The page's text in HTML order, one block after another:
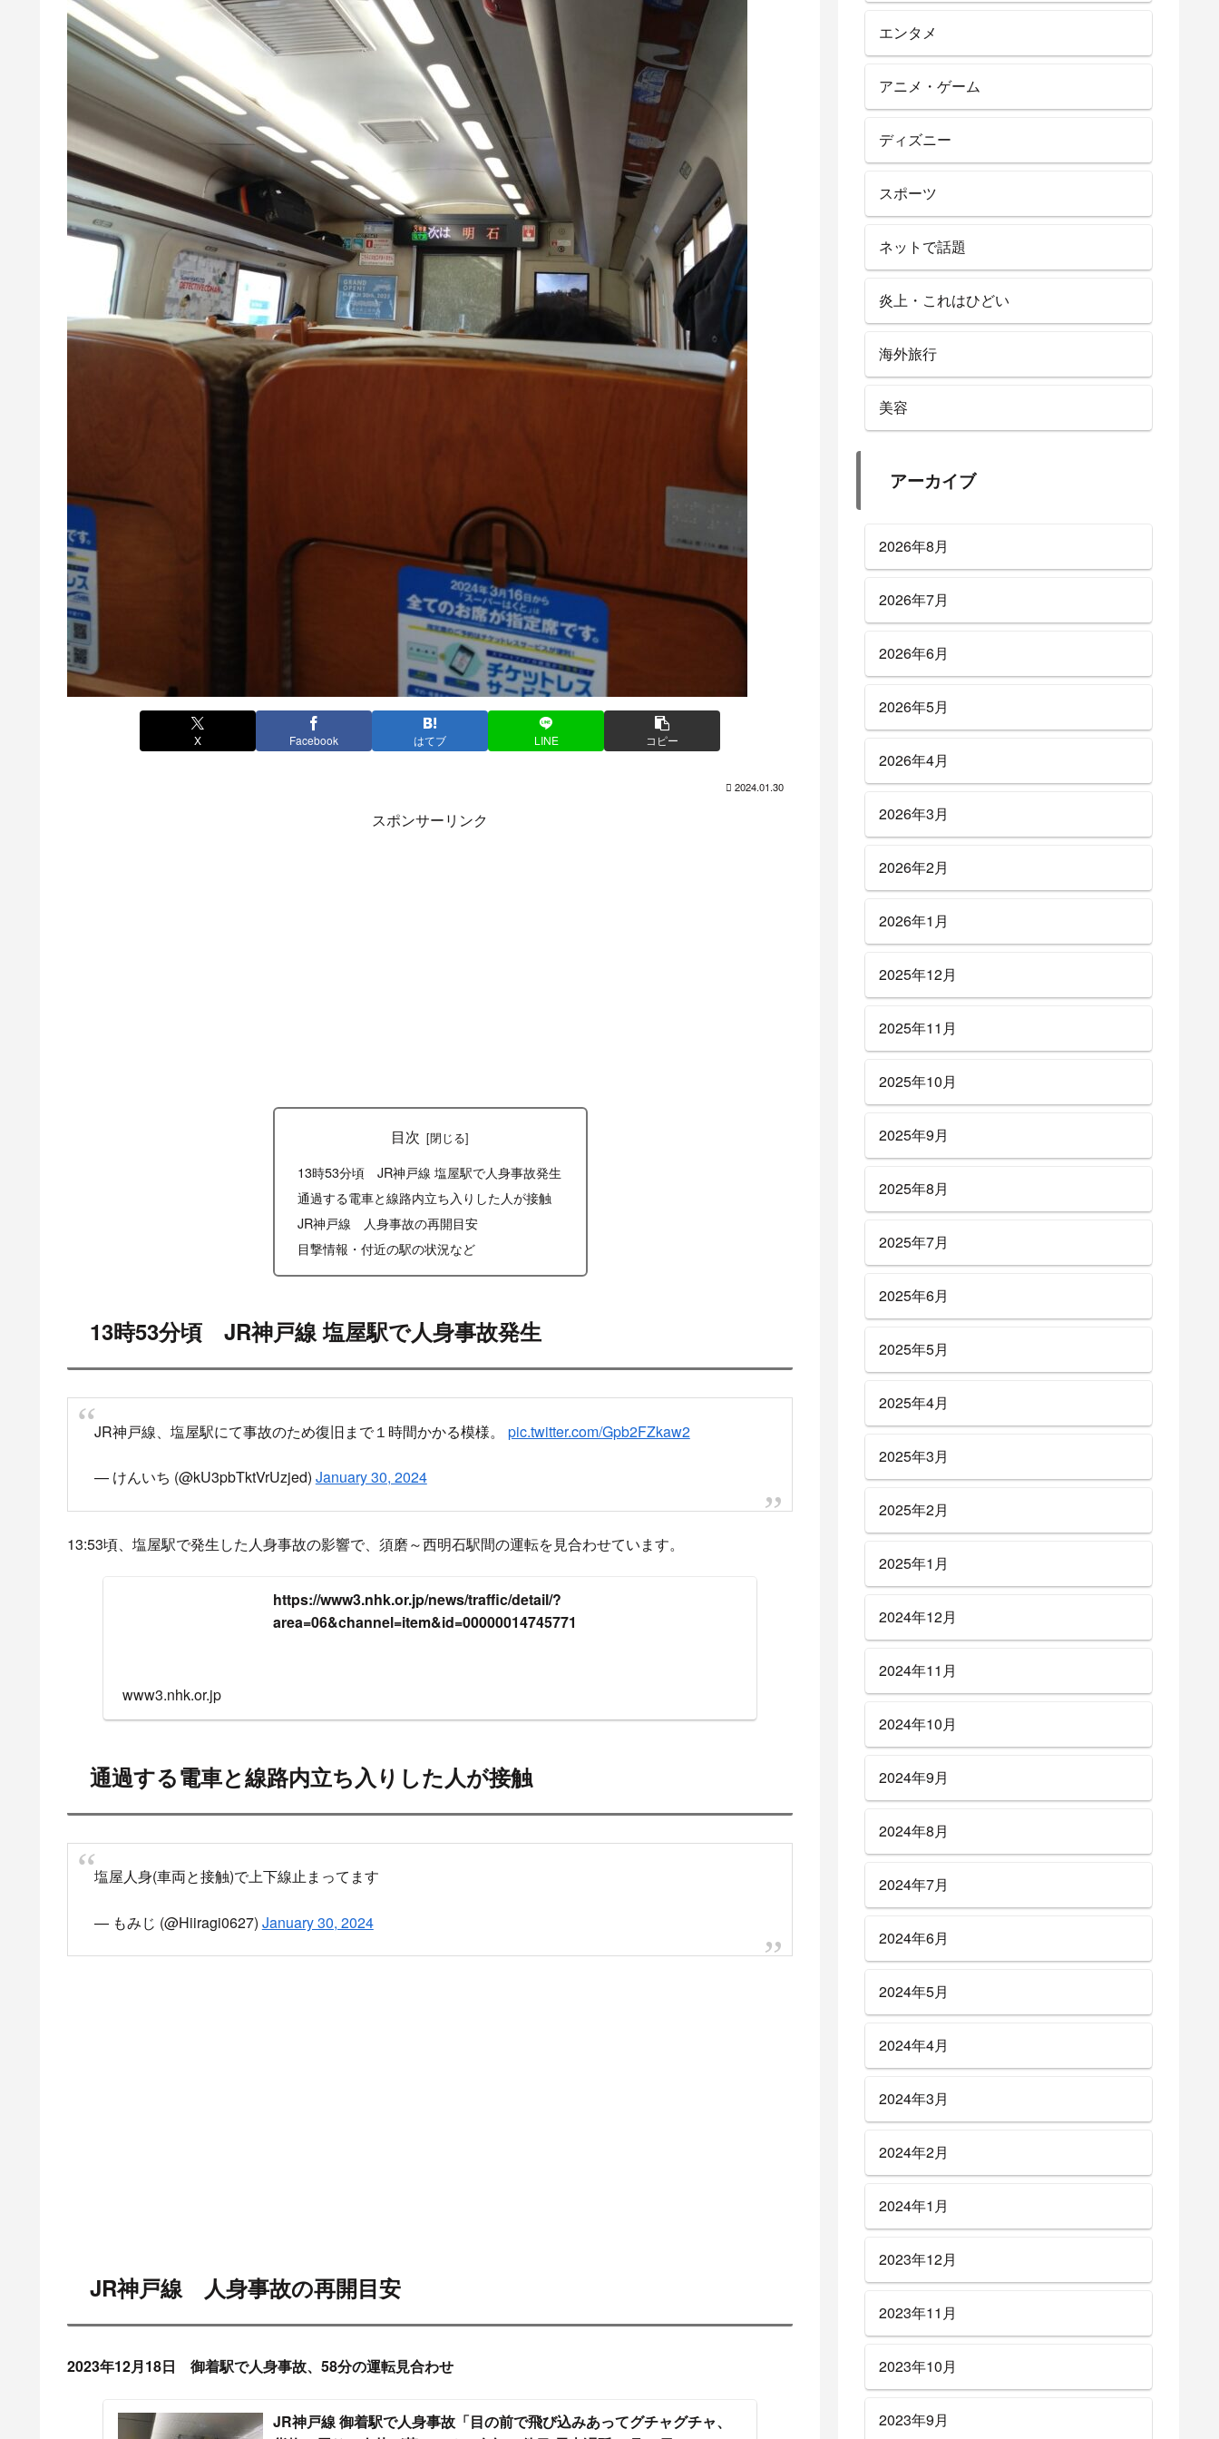
X Facebook はてブ LINE コピー
2024.01.30
スポンサーリンク
目次
13時53分頃 JR神戸線 塩屋駅で人身事故発生
通過する電車と線路内立ち入りした人が接触
JR神戸線 人身事故の再開目安
目撃情報・付近の駅の状況など
13時53分頃 JR神戸線 塩屋駅で人身事故発生
JR神戸線、塩屋駅にて事故のため復旧まで１時間かかる模様。 pic.twitter.com/Gpb2FZkaw2
— けんいち (@kU3pbTktVrUzjed) January 30, 2024
13:53頃、塩屋駅で発生した人身事故の影響で、須磨～西明石駅間の運転を見合わせています。
https://www3.nhk.or.jp/news/traffic/detail/?
area=06&channel=item&id=00000014745771
www3.nhk.or.jp
通過する電車と線路内立ち入りした人が接触
塩屋人身(車両と接触)で上下線止まってます
— もみじ (@Hiiragi0627) January 30, 2024
JR神戸線 人身事故の再開目安
2023年12月18日 御着駅で人身事故、58分の運転見合わせ
JR神戸線 御着駅で人身事故「目の前で飛び込みあってグチャグチャ、
エンタメ
アニメ・ゲーム
ディズニー
スポーツ
ネットで話題
炎上・これはひどい
海外旅行
美容
アーカイブ
2026年8月
2026年7月
2026年6月
2026年5月
2026年4月
2026年3月
2026年2月
2026年1月
2025年12月
2025年11月
2025年10月
2025年9月
2025年8月
2025年7月
2025年6月
2025年5月
2025年4月
2025年3月
2025年2月
2025年1月
2024年12月
2024年11月
2024年10月
2024年9月
2024年8月
2024年7月
2024年6月
2024年5月
2024年4月
2024年3月
2024年2月
2024年1月
2023年12月
2023年11月
2023年10月
2023年9月